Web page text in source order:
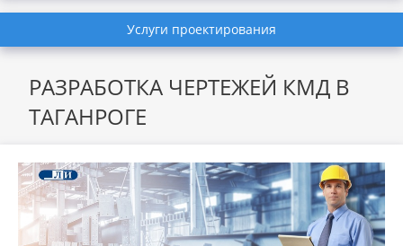
Услуги проектирования
РАЗРАБОТКА ЧЕРТЕЖЕЙ КМД В
ТАГАНРОГЕ